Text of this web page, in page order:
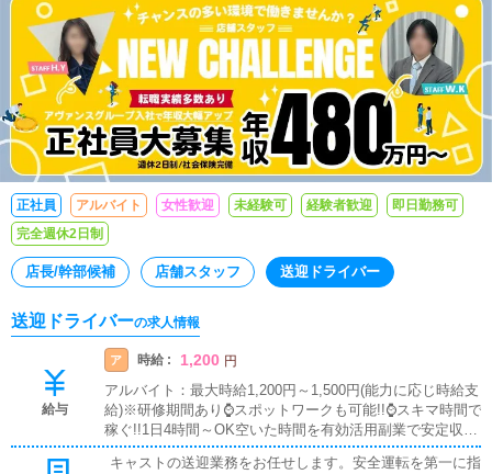
正社員 アルバイト 女性歓迎 未経験可 経験者歓迎
即日勤務可
完全週休2日制
店長/幹部候補 店舗スタッフ 送迎ドライバー
送迎ドライバーの求人情報
給与
ア 時給 : 1,200 円
アルバイト：最大時給1,200円～1,500円(能力に応じ時給支
給)※研修期間あり⌚スポットワークも可能!!⌚スキマ時間で
稼ぐ!!1日4時間～OK空いた時間を有効活用副業で安定収入
※時給はアルバイトと同様
キャストの送迎業務をお任せします。安全運転を第一に指